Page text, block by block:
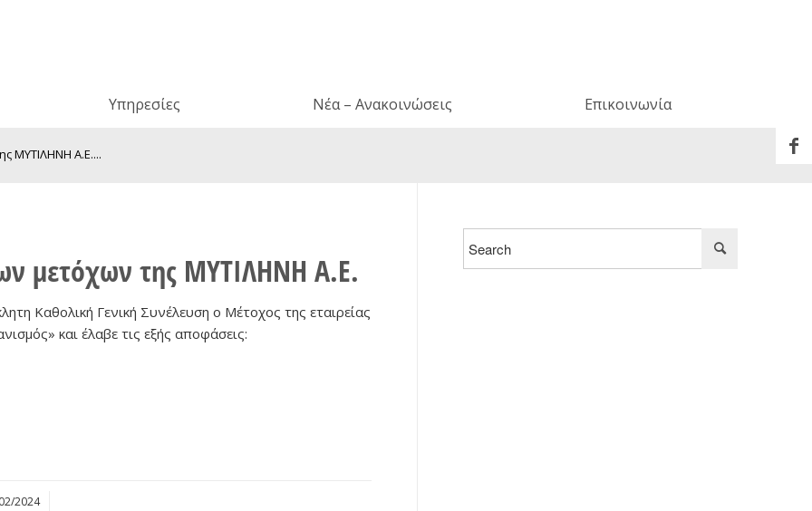
Υπηρεσίες Νέα – Ανακοινώσεις Επικοινωνία
ΜΥΤΙΛΗΝΗ Α.Ε....
μετόχων της ΜΥΤΙΛΗΝΗ Α.Ε.
Καθολική Γενική Συνέλευση ο Μέτοχος της εταιρείας
και έλαβε τις εξής αποφάσεις:
2024